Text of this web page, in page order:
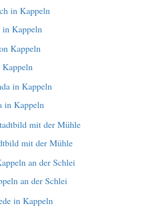
in Kappeln
in Kappeln
mit der Mühle
an der Schlei